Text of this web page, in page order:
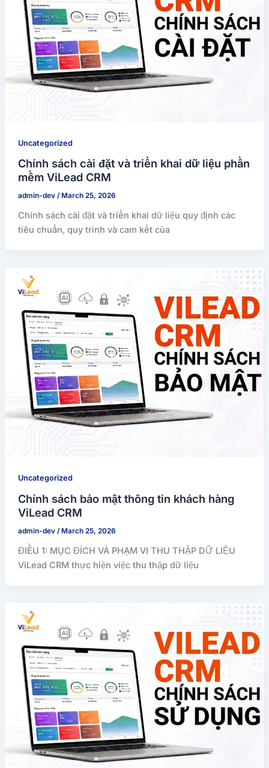
Uncategorized
Chính sách cài đặt và triển khai dữ liệu phần
mềm ViLead CRM
admin-dev / March 25, 2026
Chính sách cài đặt và triển khai dữ liệu quy định các
tiêu chuẩn, quy trình và cam kết của
Uncategorized
Chính sách bảo mật thông tin khách hàng
ViLead CRM
admin-dev /March 25, 2026
ĐIỀU 1: MỤC ĐÍCH VÀ PHẠM VI THU THẬP DỮ LIỆU
ViLead CRM thực hiện việc thu thập dữ liệu